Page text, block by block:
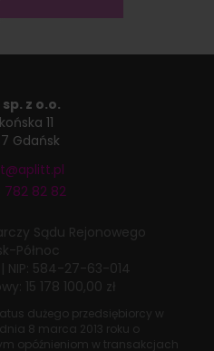
z o.o.
11
Gdańsk
782 82 82
Sądu Rejonowego
Północ
| NIP: 584-27-63-014
15 178 100,00 zł
dużego przedsiębiorcy w
8 marca 2013 roku o
opóźnieniom w transakcjach